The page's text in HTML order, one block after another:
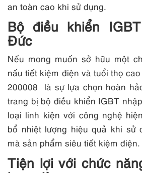
an toàn cao khi sử dụng.
Bộ điều khiển
Đức
Nếu mong muốn sở hữu một
nấu tiết kiệm điện và tuổi thọ
200008 là sự lựa chọn hoàn
trang bị bộ điều khiển IGBT
loại linh kiện với công nghệ
bổ nhiệt lượng hiệu quả khi sử
mà sản phẩm siêu tiết kiệm điện.
Tiện lợi với chức